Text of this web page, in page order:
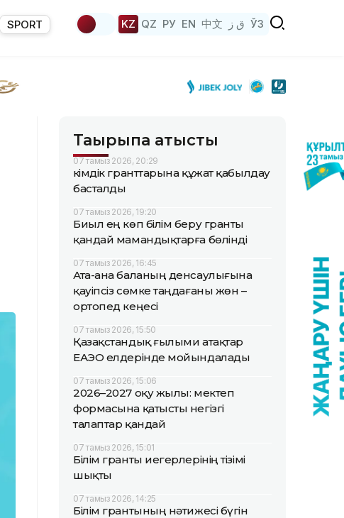
SPORT KZ QZ РУ EN 中文 ق ز ЎЗ
Тақырыпқа қатысты
07 тамыз 2026, 20:29
Әкімдік гранттарына құжат қабылдау
басталды
07 тамыз 2026, 19:20
Биыл ең көп білім беру гранты
қандай мамандықтарға бөлінді
07 тамыз 2026, 16:45
Ата-ана баланың денсаулығына
қауіпсіз сөмке таңдағаны жөн –
ортопед кеңесі
07 тамыз 2026, 15:50
Қазақстандық ғылыми атақтар
ЕАЭО елдерінде мойындалады
07 тамыз 2026, 15:06
2026–2027 оқу жылы: мектеп
формасына қатысты негізгі
талаптар қандай
07 тамыз 2026, 15:01
Білім гранты иегерлерінің тізімі
шықты
07 тамыз 2026, 14:25
Білім грантының нәтижесі бүгін